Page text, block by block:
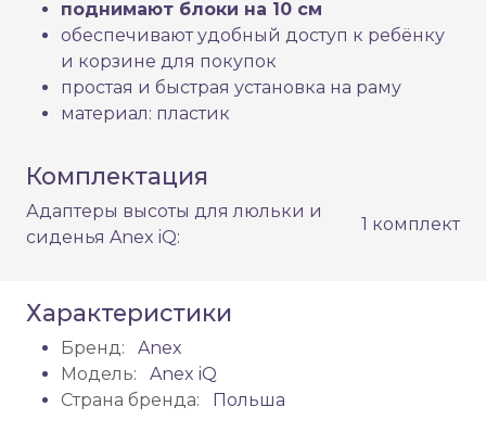
поднимают блоки на 10 см
обеспечивают удобный доступ к ребёнку
и корзине для покупок
простая и быстрая установка на раму
материал: пластик
Комплектация
Адаптеры высоты для люльки и
сиденья Anex iQ:
1 комплект
Характеристики
Бренд:
Anex
Модель:
Anex iQ
Страна бренда:
Польша